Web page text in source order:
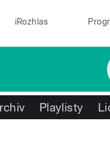
iRozhlas
Playlisty